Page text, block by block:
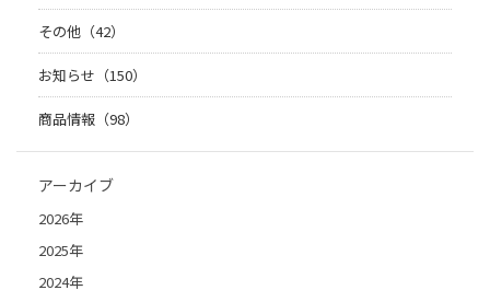
その他（42）
お知らせ（150）
商品情報（98）
アーカイブ
2026年
2025年
2024年